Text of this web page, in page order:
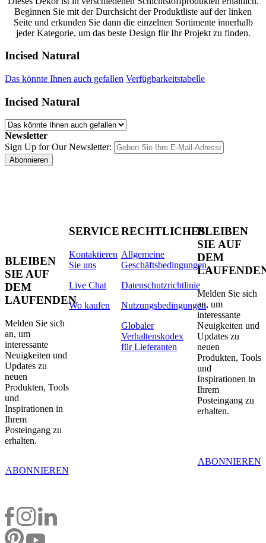
Beginnen Sie mit der Durchsicht der Produktliste auf der linken
Seite und erkunden Sie dann die einzelnen Sortimente innerhalb
jeder Kategorie, um das beste Design für Ihr Projekt zu finden.
Incised Natural
Das könnte Ihnen auch gefallen Verfügbarkeitstabelle
Incised Natural
Newsletter
Sign Up for Our Newsletter:
Abonnieren
BLEIBEN
SIE AUF
DEM
LAUFENDEN
Melden Sie sich
an, um
interessante
Neuigkeiten und
Updates zu
neuen
Produkten, Tools
und
Inspirationen in
Ihrem
Posteingang zu
erhalten.
ABONNIEREN
SERVICE
Kontaktieren
Sie uns
Live Chat
Wo kaufen
RECHTLICHES
Allgemeine
Geschäftsbedingungen
Datenschutzrichtlinie
Nutzungsbedingungen
Globaler
Verhaltenskodex
für Lieferanten
BLEIBEN
SIE AUF
DEM
Melden Sie sich
an, um
interessante
Neuigkeiten und
Updates zu
neuen
Produkten, Tools
und
Inspirationen in
Ihrem
Posteingang zu
erhalten.
ABONNIEREN